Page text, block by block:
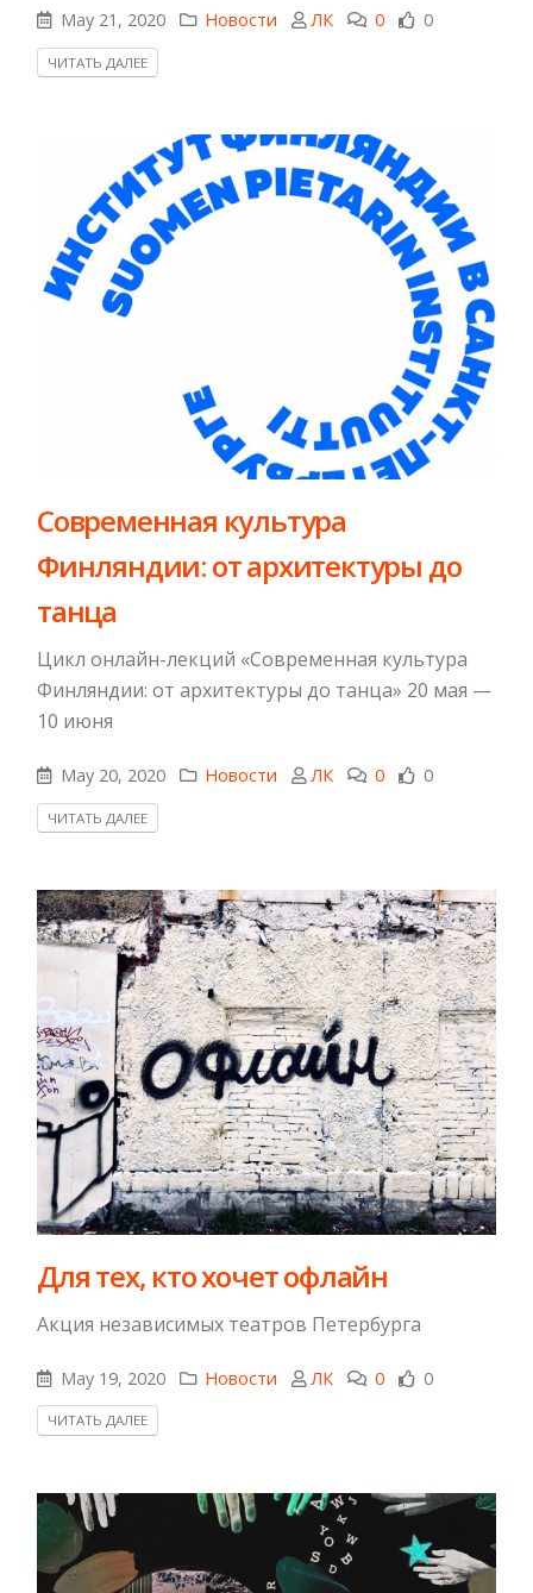
May 21, 2020 Новости ЛК 0 0
ЧИТАТЬ ДАЛЕЕ
Современная культура
Финляндии: от архитектуры до
танца
Цикл онлайн-лекций «Современная культура
Финляндии: от архитектуры до танца» 20 мая —
10 июня
May 20, 2020 Новости ЛК 0 0
ЧИТАТЬ ДАЛЕЕ
Для тех, кто хочет офлайн
Акция независимых театров Петербурга
May 19, 2020 Новости ЛК 0 0
ЧИТАТЬ ДАЛЕЕ